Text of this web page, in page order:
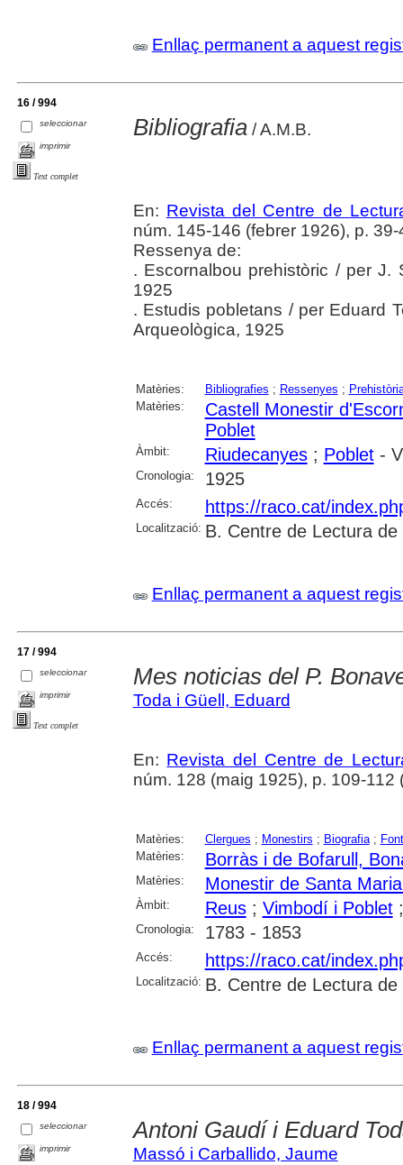
Enllaç permanent a aquest
16 / 994
seleccionar
imprimir
Text complet
Bibliografia/ A.M.B.
En: Revista del Centre de
núm. 145-146 (febrer 1926), p. 39-
Ressenya de:
. Escornalbou prehistòric / per J.
1925
. Estudis pobletans / per Eduard
Arqueològica, 1925
Matèries: Bibliografies ; Ressenyes ;
Matèries:
Castell Monestir
Poblet
Àmbit: Riudecanyes; Poblet-
Cronologia: 1925
Accés: https://raco.cat/
Localització: B. Centre de Lectura de
Enllaç permanent a aquest
17 / 994
seleccionar
imprimir
Text complet
Mes noticias del P.
Toda i Güell, Eduard
En: Revista del Centre de
núm. 128 (maig 1925), p. 109-112
Matèries: Clergues ; Monestirs ; Biografia;
Matèries:
Borràs i de Bofarull,
Matèries: Monestir de Santa
Àmbit: Reus; Vimbodí i Poblet
Cronologia: 1783 - 1853
Accés: https://raco.cat/
Localització: B. Centre de Lectura de
Enllaç permanent a aquest
18 / 994
seleccionar
imprimir
Antoni Gaudí i Eduard
Massó i Carballido, Jaume